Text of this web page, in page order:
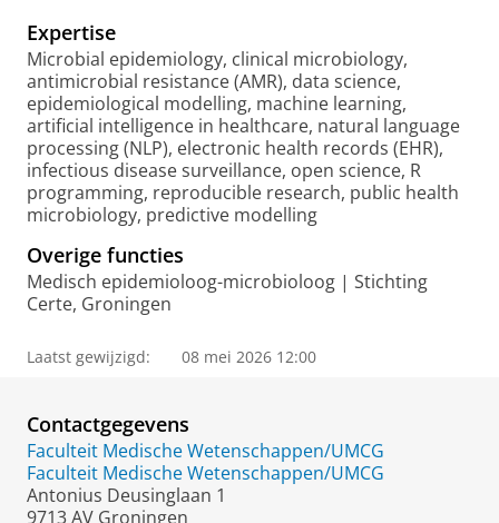
a
l
Expertise
Microbial epidemiology, clinical microbiology,
antimicrobial resistance (AMR), data science,
epidemiological modelling, machine learning,
artificial intelligence in healthcare, natural language
processing (NLP), electronic health records (EHR),
infectious disease surveillance, open science, R
programming, reproducible research, public health
microbiology, predictive modelling
Overige functies
Medisch epidemioloog-microbioloog | Stichting
Certe, Groningen
Laatst gewijzigd: 08 mei 2026 12:00
Contactgegevens
Faculteit Medische Wetenschappen/UMCG
Faculteit Medische Wetenschappen/UMCG
Antonius Deusinglaan 1
9713 AV Groningen